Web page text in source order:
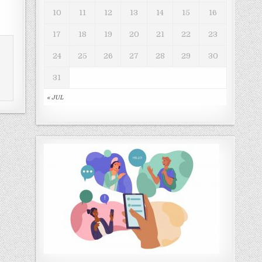
« JUL
10 11 12 13 14 15 16
17 18 19 20 21 22 23
24 25 26 27 28 29 30
31